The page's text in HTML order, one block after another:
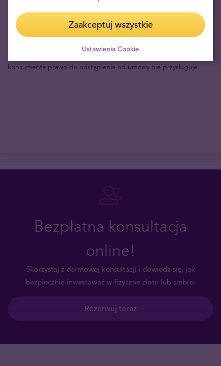
na rynkach światowych to 16149,20 PLN/oz.
konsumenta prawo do odstąpienia od umowy nie przysługuje.
Bezpłatna konsultacja
online!
Skorzystaj z darmowej konsultacji i dowiedz się, jak
bezpiecznie inwestować w fizyczne złoto lub srebro.
Rezerwuj teraz
Zaakceptuj wszystkie
Ustawienia Cookie